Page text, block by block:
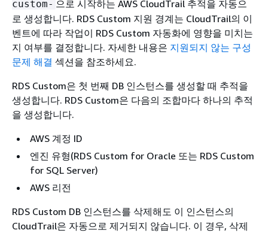
custom- 으로 시작하는 AWS CloudTrail 추적을 자동으
로 생성합니다. RDS Custom 지원 경계는 CloudTrail의 이
벤트에 따라 작업이 RDS Custom 자동화에 영향을 미치는
지 여부를 결정합니다. 자세한 내용은 지원되지 않는 구성
문제 해결 섹션을 참조하세요.
RDS Custom은 첫 번째 DB 인스턴스를 생성할 때 추적을
생성합니다. RDS Custom은 다음의 조합마다 하나의 추적
을 생성합니다.
AWS 계정 ID
엔진 유형(RDS Custom for Oracle 또는 RDS Custom
for SQL Server)
AWS 리전
RDS Custom DB 인스턴스를 삭제해도 이 인스턴스의
CloudTrail은 자동으로 제거되지 않습니다. 이 경우, 삭제